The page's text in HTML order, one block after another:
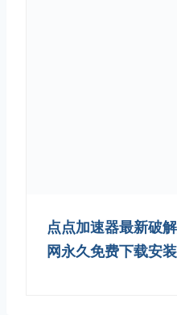
点点加速器最新破
网永久免费下载安装